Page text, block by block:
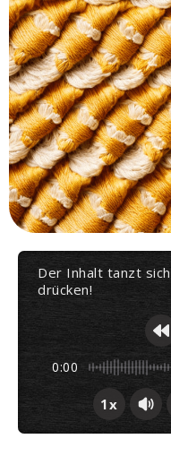
Der Inhalt tanzt sich warm – gleich „Play“
drücken!
0:00
1x